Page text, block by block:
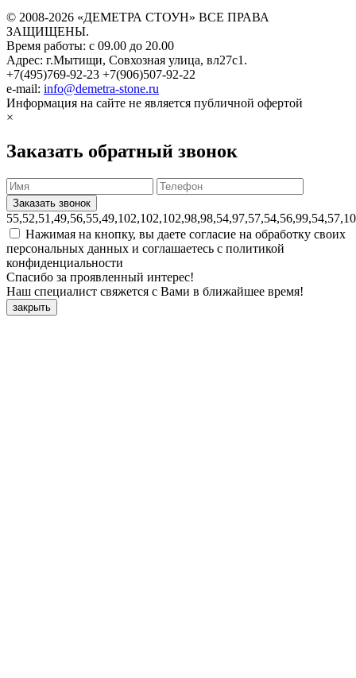
© 2008-2026 «ДЕМЕТРА СТОУН» ВСЕ ПРАВА
ЗАЩИЩЕНЫ.
Время работы: с 09.00 до 20.00
Адрес: г.Мытищи, Совхозная улица, вл27с1.
+7(495)769-92-23 +7(906)507-92-22
e-mail: info@demetra-stone.ru
Информация на сайте не является публичной офертой
×
Заказать обратный звонок
Нажимая на кнопку, вы даете согласие на обработку своих
персональных данных и соглашаетесь с политикой
конфиденциальности
Спасибо за проявленный интерес!
Наш специалист свяжется с Вами в ближайшее время!
закрыть